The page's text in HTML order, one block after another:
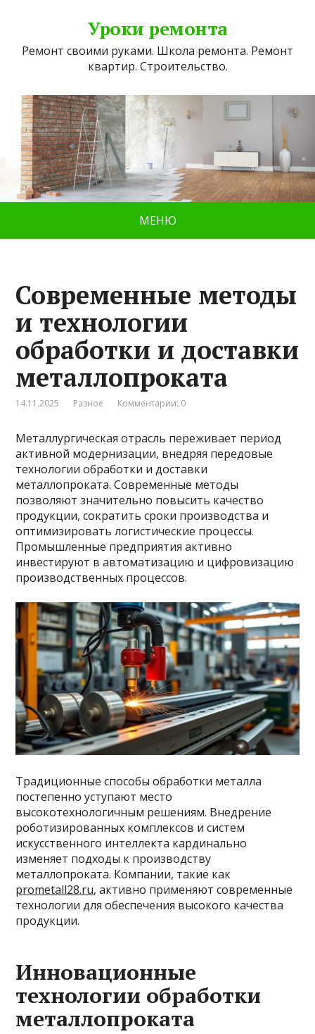
Уроки ремонта
Ремонт своими руками. Школа ремонта. Ремонт
квартир. Строительство.
МЕНЮ
Современные методы
и технологии
обработки и доставки
металлопроката
14.11.2025 Разное Комментарии: 0
Металлургическая отрасль переживает период
активной модернизации, внедряя передовые
технологии обработки и доставки
металлопроката. Современные методы
позволяют значительно повысить качество
продукции, сократить сроки производства и
оптимизировать логистические процессы.
Промышленные предприятия активно
инвестируют в автоматизацию и цифровизацию
производственных процессов.
Традиционные способы обработки металла
постепенно уступают место
высокотехнологичным решениям. Внедрение
роботизированных комплексов и систем
искусственного интеллекта кардинально
изменяет подходы к производству
металлопроката. Компании, такие как
prometall28.ru, активно применяют современные
технологии для обеспечения высокого качества
продукции.
Инновационные
технологии обработки
металлопроката